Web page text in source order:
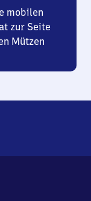
mobilen
zur Seite
Mützen